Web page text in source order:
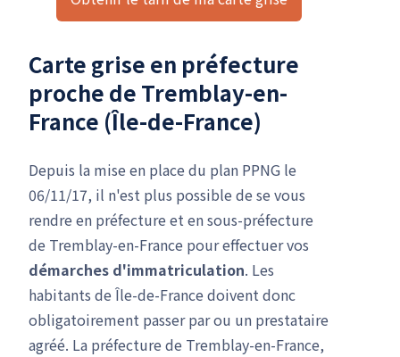
Carte grise en préfecture
proche de Tremblay-en-
France (Île-de-France)
Depuis la mise en place du plan PPNG le
06/11/17, il n'est plus possible de se vous
rendre en préfecture et en sous-préfecture
de Tremblay-en-France pour effectuer vos
démarches d'immatriculation. Les
habitants de Île-de-France doivent donc
obligatoirement passer par ou un prestataire
agréé. La préfecture de Tremblay-en-France,